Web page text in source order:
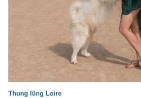
Thung lũng Loire